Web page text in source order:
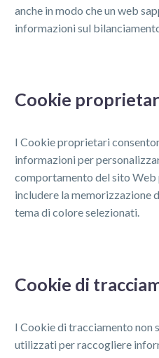
anche in modo che un web
informazioni sul
Cookie
I Cookie proprietari
informazioni per
comportamento del sito Web
includere la memorizzazione
tema di colore selezionati.
Cookie di
I Cookie di tracciamento non
utilizzati per raccogliere